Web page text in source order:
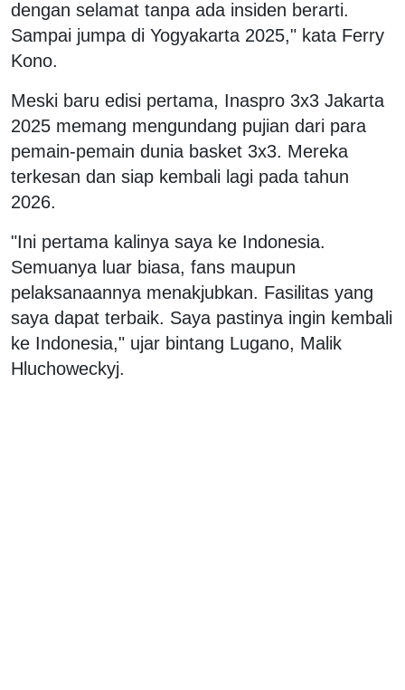
dengan selamat tanpa ada insiden berarti.
Sampai jumpa di Yogyakarta 2025," kata Ferry
Kono.
Meski baru edisi pertama, Inaspro 3x3 Jakarta
2025 memang mengundang pujian dari para
pemain-pemain dunia basket 3x3. Mereka
terkesan dan siap kembali lagi pada tahun
2026.
"Ini pertama kalinya saya ke Indonesia.
Semuanya luar biasa, fans maupun
pelaksanaannya menakjubkan. Fasilitas yang
saya dapat terbaik. Saya pastinya ingin kembali
ke Indonesia," ujar bintang Lugano, Malik
Hluchoweckyj.